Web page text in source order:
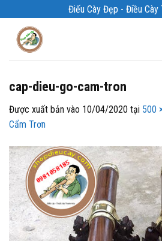
qua
Điếu Cày Đẹp - Điều Cày
cap-dieu-go-cam-tron
Được xuất bản vào 10/04/2020 tại 500
Cẩm Trơn